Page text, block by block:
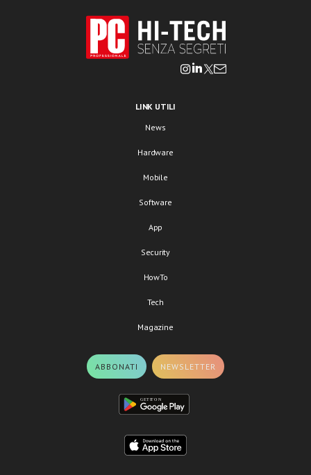
LINK UTILI
News
Hardware
Mobile
Software
App
Security
HowTo
Tech
Magazine
ABBONATI NEWSLETTER